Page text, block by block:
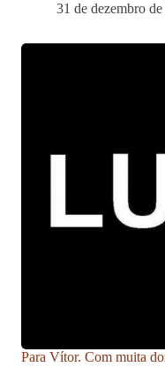
31 de dezembro
Para Vítor. Com muita